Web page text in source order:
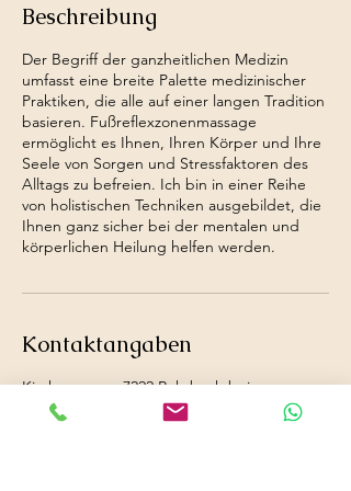
Beschreibung
Der Begriff der ganzheitlichen Medizin
umfasst eine breite Palette medizinischer
Praktiken, die alle auf einer langen Tradition
basieren. Fußreflexzonenmassage
ermöglicht es Ihnen, Ihren Körper und Ihre
Seele von Sorgen und Stressfaktoren des
Alltags zu befreien. Ich bin in einer Reihe
von holistischen Techniken ausgebildet, die
Ihnen ganz sicher bei der mentalen und
körperlichen Heilung helfen werden.
Kontaktangaben
Kirchengasse, 7222 Rohrbach bei
Mattersburg, Österreich